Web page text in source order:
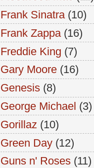
Frank Sinatra (10)
Frank Zappa (16)
Freddie King (7)
Gary Moore (16)
Genesis (8)
George Michael (3)
Gorillaz (10)
Green Day (12)
Guns n' Roses (11)